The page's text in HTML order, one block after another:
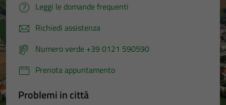
Leggi le domande frequenti
Richiedi assistenza
Numero verde +39 0121 590590
Prenota appuntamento
Problemi in città